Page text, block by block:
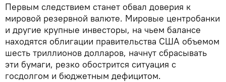
Первым следствием станет обвал доверия к
мировой резервной валюте. Мировые центробанки
и другие крупные инвесторы, на чьем балансе
находятся облигации правительства США объемом
шесть триллионов долларов, начнут сбрасывать
эти бумаги, резко обострится ситуация с
госдолгом и бюджетным дефицитом.